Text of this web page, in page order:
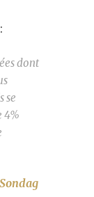
dont
se
4%